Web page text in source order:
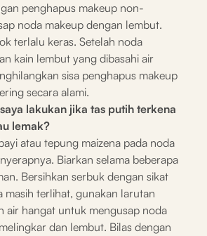
penghapus makeup non-
noda makeup dengan lembut.
terlalu keras. Setelah noda
kain lembut yang dibasahi air
sisa penghapus makeup
secara alami.
lakukan jika tas putih terkena
lemak?
atau tepung maizena pada noda
Biarkan selama beberapa
Bersihkan serbuk dengan sikat
masih terlihat, gunakan larutan
air hangat untuk mengusap noda
dan lembut. Bilas dengan